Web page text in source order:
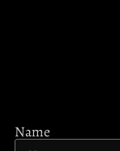
Name